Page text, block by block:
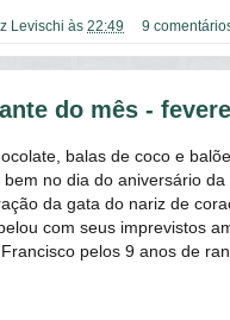
Levischi às 22:49 9
do mês -
balas de coco e
no dia do aniversário
da gata do nariz de
com seus imprevistos
pelos 9 anos de